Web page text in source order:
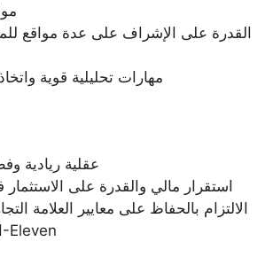
القدرة على الإشراف على عدة مواقع
مهارات تحليلية قوية
عقلية ريادية
استقرار مالي والقدرة على الاستثمار
الالتزام بالحفاظ على معايير العلامة
التابعة لـ 7-Eleven